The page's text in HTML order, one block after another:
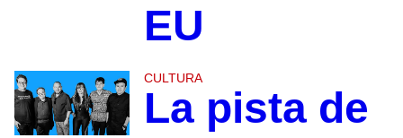
EU
CULTURA
La pista de